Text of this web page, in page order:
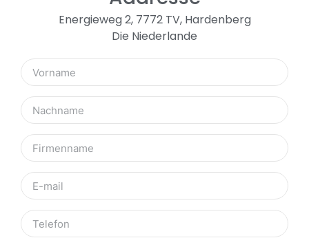
Energieweg 2, 7772 TV, Hardenberg
Die Niederlande